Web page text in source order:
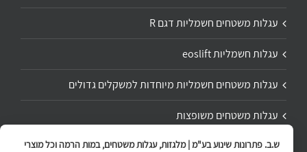
עגלות משטחים חשמליות דגם R
עגלות חשמליות eoslift
עגלות משטחים חשמליות מיוחדות למשקלים גדולים
עגלות משטחים משופצות
תיקון ושיפוץ עגלת משטחים
ש.ב. פתרונות שינוע בע"מ | מלגזות, עגלות משטחים, במות הרמה וכל מוצרי